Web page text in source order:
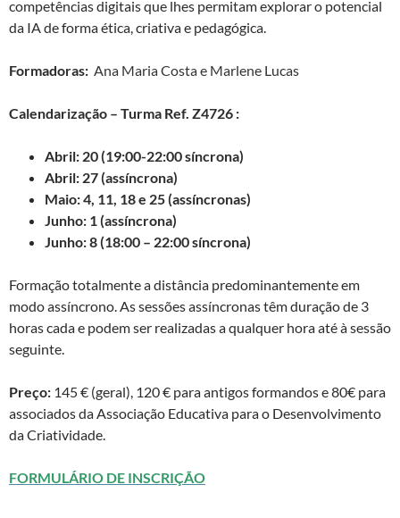
competências digitais que lhes permitam explorar o potencial
da IA de forma ética, criativa e pedagógica.
Formadoras: Ana Maria Costa e Marlene Lucas
Calendarização – Turma Ref. Z4726 :
Abril: 20 (19:00-22:00 síncrona)
Abril: 27 (assíncrona)
Maio: 4, 11, 18 e 25 (assíncronas)
Junho: 1 (assíncrona)
Junho: 8 (18:00 – 22:00 síncrona)
Formação totalmente a distância predominantemente em
modo assíncrono. As sessões assíncronas têm duração de 3
horas cada e podem ser realizadas a qualquer hora até à sessão
seguinte.
Preço: 145 € (geral), 120 € para antigos formandos e 80€ para
associados da Associação Educativa para o Desenvolvimento
da Criatividade.
FORMULÁRIO DE INSCRIÇÃO